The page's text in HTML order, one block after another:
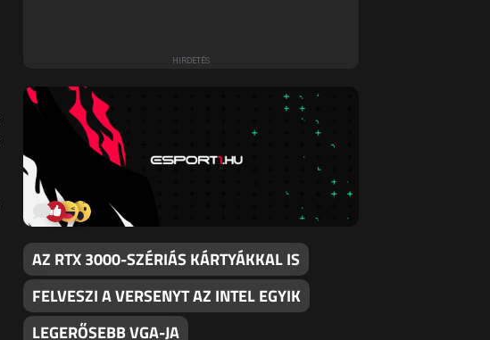
AZ RTX 3000-SZÉRIÁS KÁRTYÁKKAL IS
FELVESZI A VERSENYT AZ INTEL EGYIK
LEGERŐSEBB VGA-JA